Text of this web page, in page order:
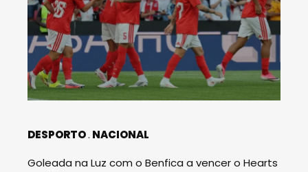
DESPORTO NACIONAL
Goleada na Luz com o Benfica a vencer o Hearts